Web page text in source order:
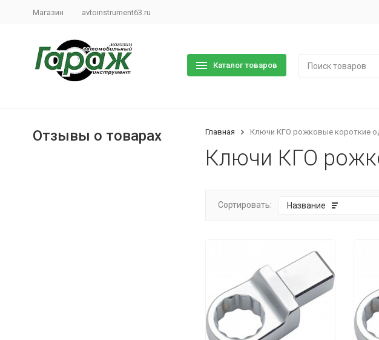
Магазин avtoinstrument63.ru
Каталог товаров
Главная Ключи КГО рожковые короткие
Ключи КГО
Сортировать: Название
Отзывы о товарах